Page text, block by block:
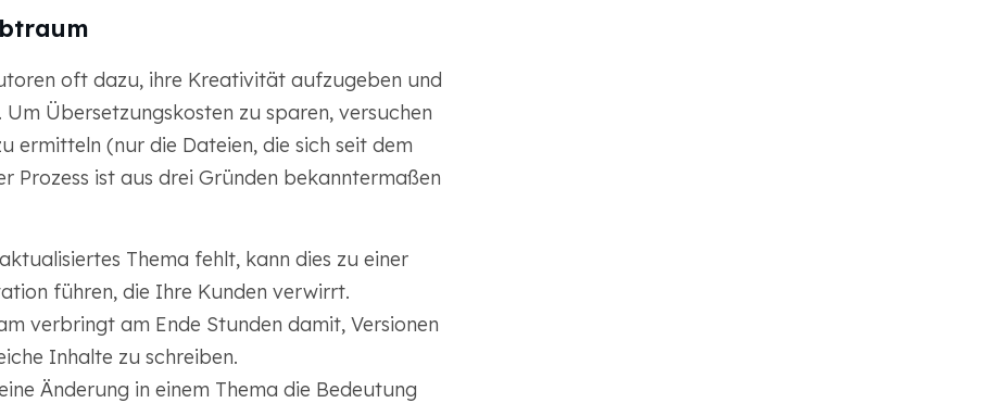
oft dazu, ihre Kreativität aufzugeben und
Übersetzungskosten zu sparen, versuchen
ermitteln (nur die Dateien, die sich seit dem
Prozess ist aus drei Gründen bekanntermaßen
Thema fehlt, kann dies zu einer
führen, die Ihre Kunden verwirrt.
verbringt am Ende Stunden damit, Versionen
Inhalte zu schreiben.
Änderung in einem Thema die Bedeutung